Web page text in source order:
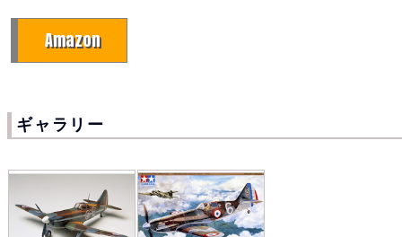
Amazon
ギャラリー